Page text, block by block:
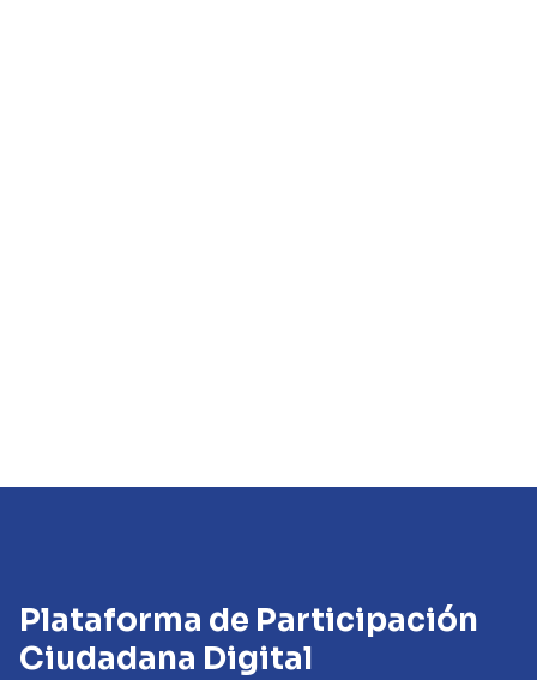
Plataforma de Participación
Ciudadana Digital